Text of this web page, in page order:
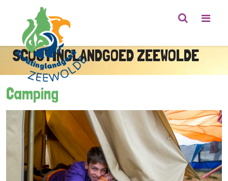
SCOUTINGLANDGOED ZEEWOLDE
Camping